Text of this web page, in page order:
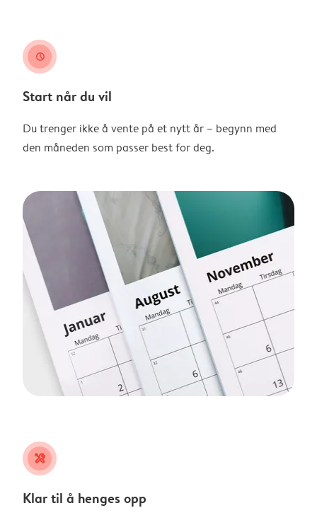
clock
Start når du vil
Du trenger ikke å vente på et nytt år – begynn med
den måneden som passer best for deg.
tools
Klar til å henges opp